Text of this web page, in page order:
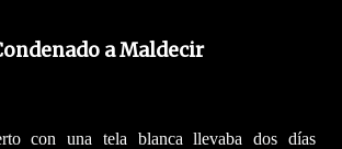
a Maldecir
con una tela blanca llevaba dos días